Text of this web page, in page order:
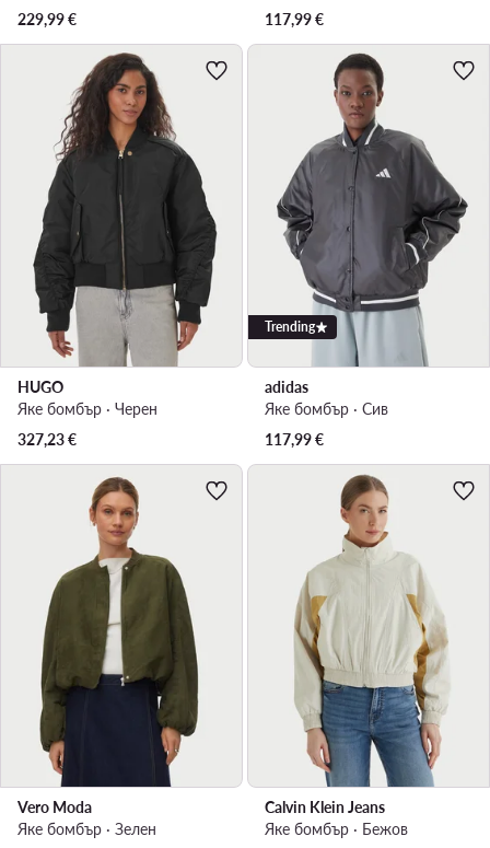
229,99€
117,99€
HUGO
Яке бомбър · Черен
327,23€
Trending
adidas
Яке бомбър · Сив
117,99€
Vero Moda
Яке бомбър · Зелен
Calvin Klein Jeans
Яке бомбър · Бежов